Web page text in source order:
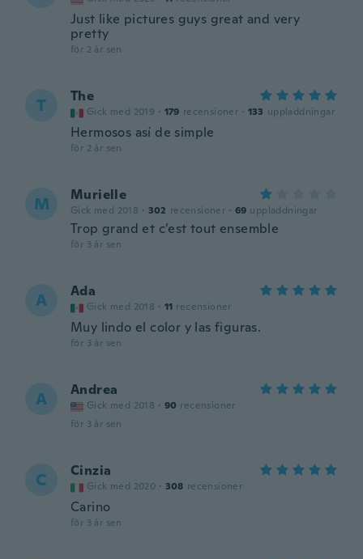
Just like pictures guys great and very
pretty
för 2 år sen
T The
Gick med 2019 · 179 recensioner · 133 uppladdningar
Hermosos así de simple
för 2 år sen
M Murielle
Gick med 2018 · 302 recensioner · 69 uppladdningar
Trop grand et c’est tout ensemble
för 3 år sen
A Ada
Gick med 2018 · 11 recensioner
Muy lindo el color y las figuras.
för 3 år sen
A Andrea
Gick med 2018 · 90 recensioner
för 3 år sen
C Cinzia
Gick med 2020 · 308 recensioner
Carino
för 3 år sen